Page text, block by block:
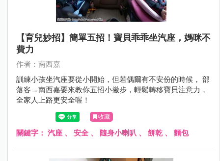
【育兒妙招】簡單五招！寶貝乖乖坐汽座，媽咪不
費力
作者：南西嘉
訓練小孩坐汽座要從小開始，但若偶爾有不安份的時候， 部
落客→南西嘉要來教你五招小撇步，輕鬆轉移寶貝注意力，
全家人上路更安全喔！
收藏
關鍵字： 汽座 、 安全 、 隨身小喇叭 、 餅乾 、 麵包